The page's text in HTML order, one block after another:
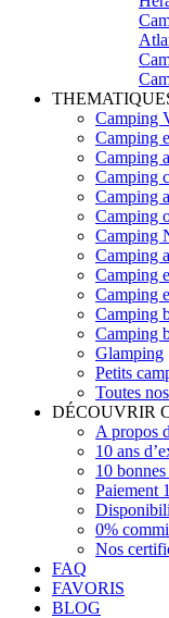
Camping
Camping
Camping
Camping
Camping
Camping
Camping
Camping
Camping
Camping
Camping
Camping
Glamping
Petits
Toutes
DÉCOUVRIR
A propos
10 ans
10
Paiement
0%
Nos
FAQ
FAVORIS
BLOG